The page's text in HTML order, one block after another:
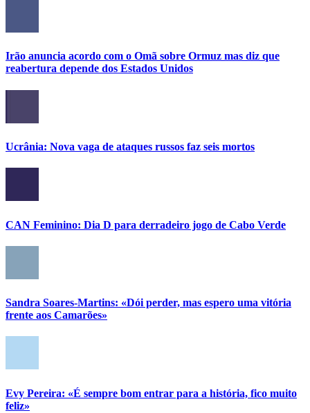
Irão anuncia acordo com o Omã sobre Ormuz mas diz que
reabertura depende dos Estados Unidos
Ucrânia: Nova vaga de ataques russos faz seis mortos
CAN Feminino: Dia D para derradeiro jogo de Cabo Verde
Sandra Soares-Martins: «Dói perder, mas espero uma vitória
frente aos Camarões»
Evy Pereira: «É sempre bom entrar para a história, fico muito
feliz»